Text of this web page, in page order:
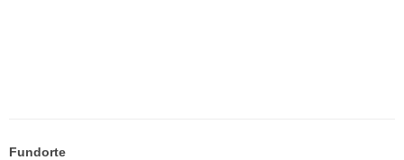
Fundorte